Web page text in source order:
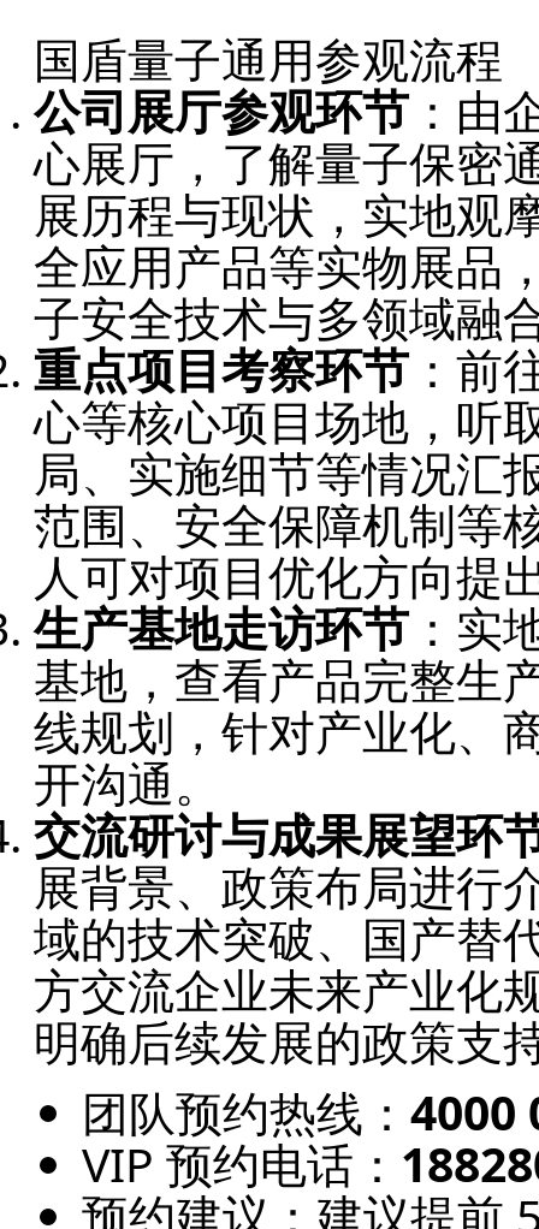
国盾量子通用参观流程
公司展厅参观环节：由
心展厅，了解量子保密
展历程与现状，实地观
全应用产品等实物展品
子安全技术与多领域融
重点项目考察环节：前
心等核心项目场地，听
局、实施细节等情况汇
范围、安全保障机制等
人可对项目优化方向提
生产基地走访环节：实
基地，查看产品完整生
线规划，针对产业化、
开沟通。
交流研讨与成果展望环
展背景、政策布局进行
域的技术突破、国产替
方交流企业未来产业化
明确后续发展的政策支
团队预约热线： 4000
VIP 预约电话：
预约建议：建议提前